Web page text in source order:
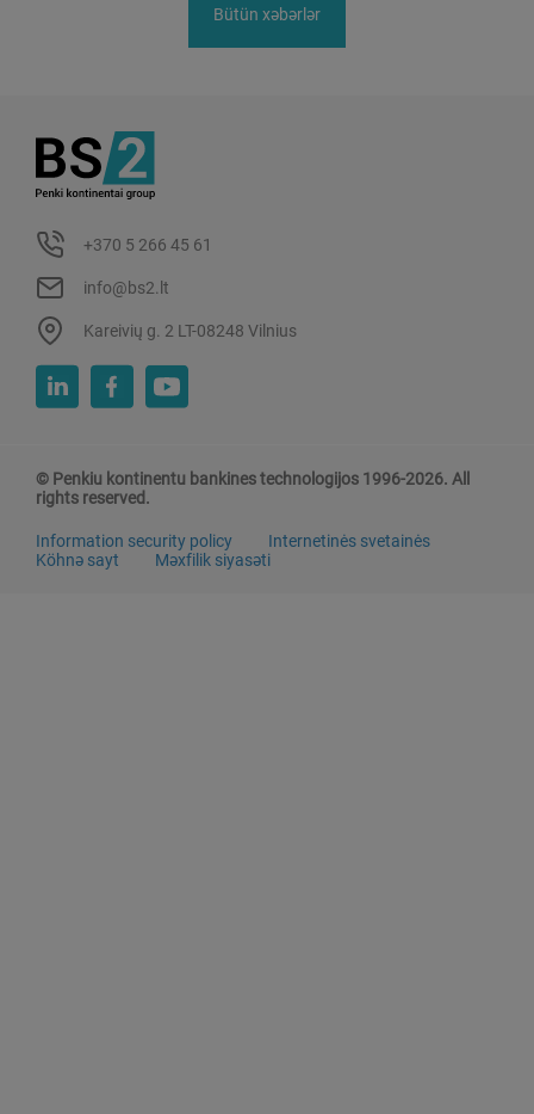
Bütün xəbərlər
+370 5 266 45 61
info@bs2.lt
Kareivių g. 2 LT-08248 Vilnius
© Penkiu kontinentu bankines technologijos 1996-2026. All
rights reserved.
Information security policy
Internetinės svetainės
Köhnə sayt
Məxfilik siyasəti